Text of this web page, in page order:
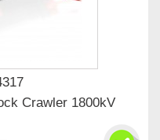
Crawler 1800kV